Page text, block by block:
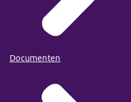
Documenten